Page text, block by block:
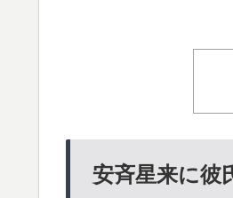
安斉星来に彼